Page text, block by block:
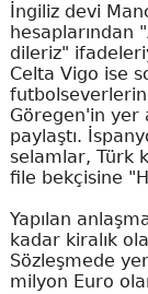
İngiliz devi
hesaplarından
dileriz"
Celta Vigo ise
futbolseverlerin
Göregen'in yer
paylaştı.
selamlar, Türk
file bekçisine
Yapılan
kadar kiralık
Sözleşmede
milyon Euro